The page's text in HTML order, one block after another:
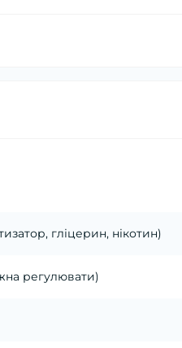
гліцерин, нікотин)
регулювати)